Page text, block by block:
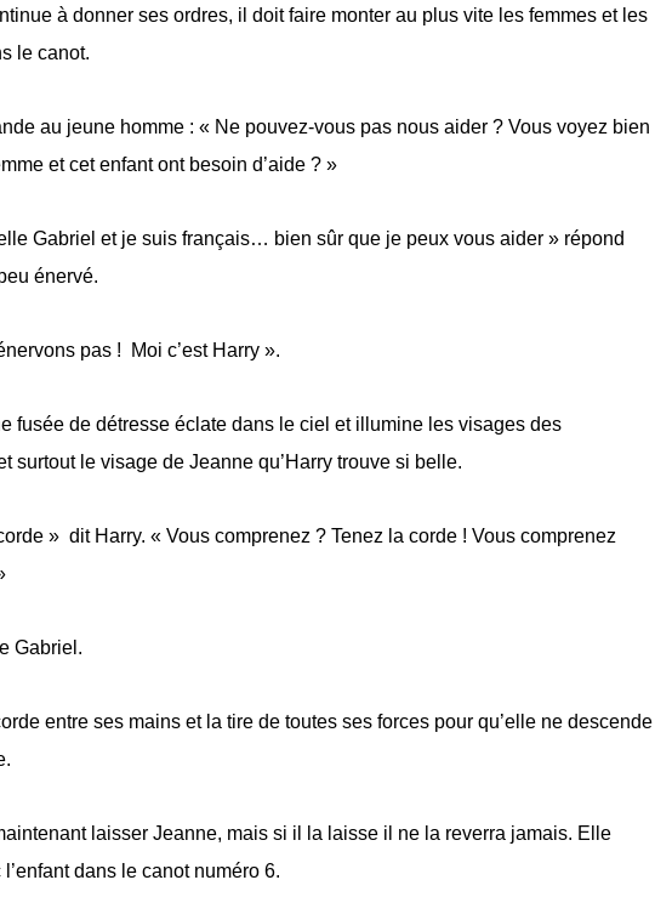
à donner ses ordres, il doit faire monter au plus vite les femmes et les
le canot.
au jeune homme : « Ne pouvez-vous pas nous aider ? Vous voyez bien
et cet enfant ont besoin d’aide ? »
Gabriel et je suis français… bien sûr que je peux vous aider » répond
énervé.
pas ! Moi c’est Harry ».
fusée de détresse éclate dans le ciel et illumine les visages des
surtout le visage de Jeanne qu’Harry trouve si belle.
» dit Harry. « Vous comprenez ? Tenez la corde ! Vous comprenez
Gabriel.
entre ses mains et la tire de toutes ses forces pour qu’elle ne descende
laisser Jeanne, mais si il la laisse il ne la reverra jamais. Elle
dans le canot numéro 6.